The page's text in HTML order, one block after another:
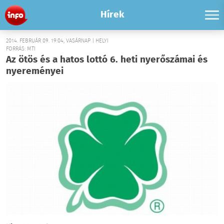
Hírek
2014. FEBRUÁR 09. 19:04, VASÁRNAP | HELYI
FORRÁS: MTI
Az ötös és a hatos lottó 6. heti nyerőszámai és
nyereményei